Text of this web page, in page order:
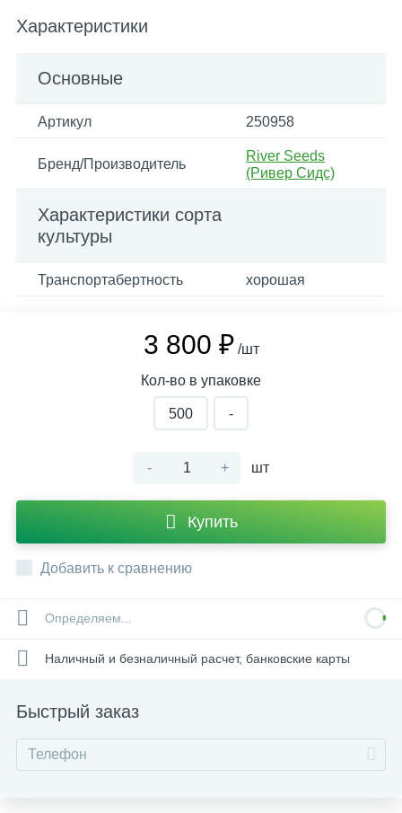
Характеристики
Основные
Артикул 250958
Бренд/Производитель
River Seeds
(Ривер Сидс)
Характеристики сорта
культуры
Транспортабертность хорошая
3 800 ₽ /шт
Кол-во в упаковке
500 -
- + шт
Купить
Добавить к сравнению
Определяем...
Наличный и безналичный расчет, банковские карты
Быстрый заказ